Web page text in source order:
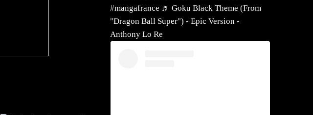
#mangafrance ♬ Goku Black Theme (From
"Dragon Ball Super") - Epic Version -
Anthony Lo Re